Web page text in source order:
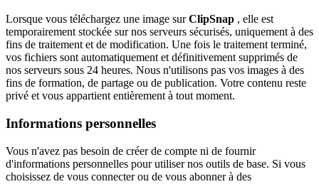
Lorsque vous téléchargez une image surClipSnap , elle est
temporairement stockée sur nos serveurs sécurisés, uniquement à des
fins de traitement et de modification. Une fois le traitement terminé,
vos fichiers sont automatiquement et définitivement supprimés de
nos serveurs sous 24 heures. Nous n'utilisons pas vos images à des
fins de formation, de partage ou de publication. Votre contenu reste
privé et vous appartient entièrement à tout moment.
Informations personnelles
Vous n'avez pas besoin de créer de compte ni de fournir
d'informations personnelles pour utiliser nos outils de base. Si vous
choisissez de vous connecter ou de vous abonner à des